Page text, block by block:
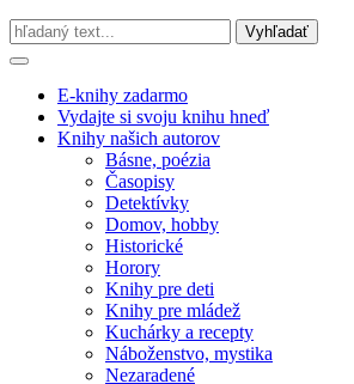
E-knihy zadarmo
Vydajte si svoju knihu hneď
Knihy našich autorov
Básne, poézia
Časopisy
Detektívky
Domov, hobby
Historické
Horory
Knihy pre deti
Knihy pre mládež
Kuchárky a recepty
Náboženstvo, mystika
Nezaradené